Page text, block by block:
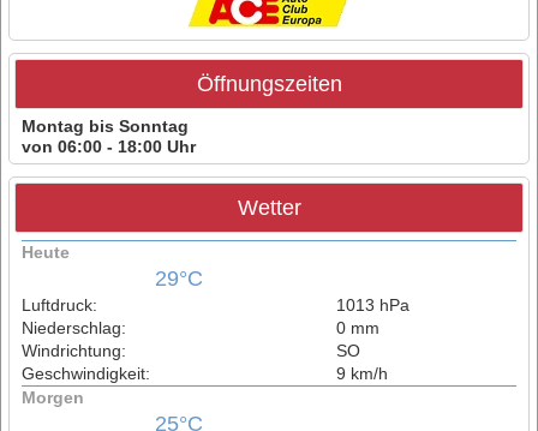
Öffnungszeiten
Montag bis Sonntag
von 06:00 - 18:00 Uhr
Wetter
Heute
29°C
Luftdruck:
1013 hPa
Niederschlag:
0 mm
Windrichtung:
SO
Geschwindigkeit:
9 km/h
Morgen
25°C